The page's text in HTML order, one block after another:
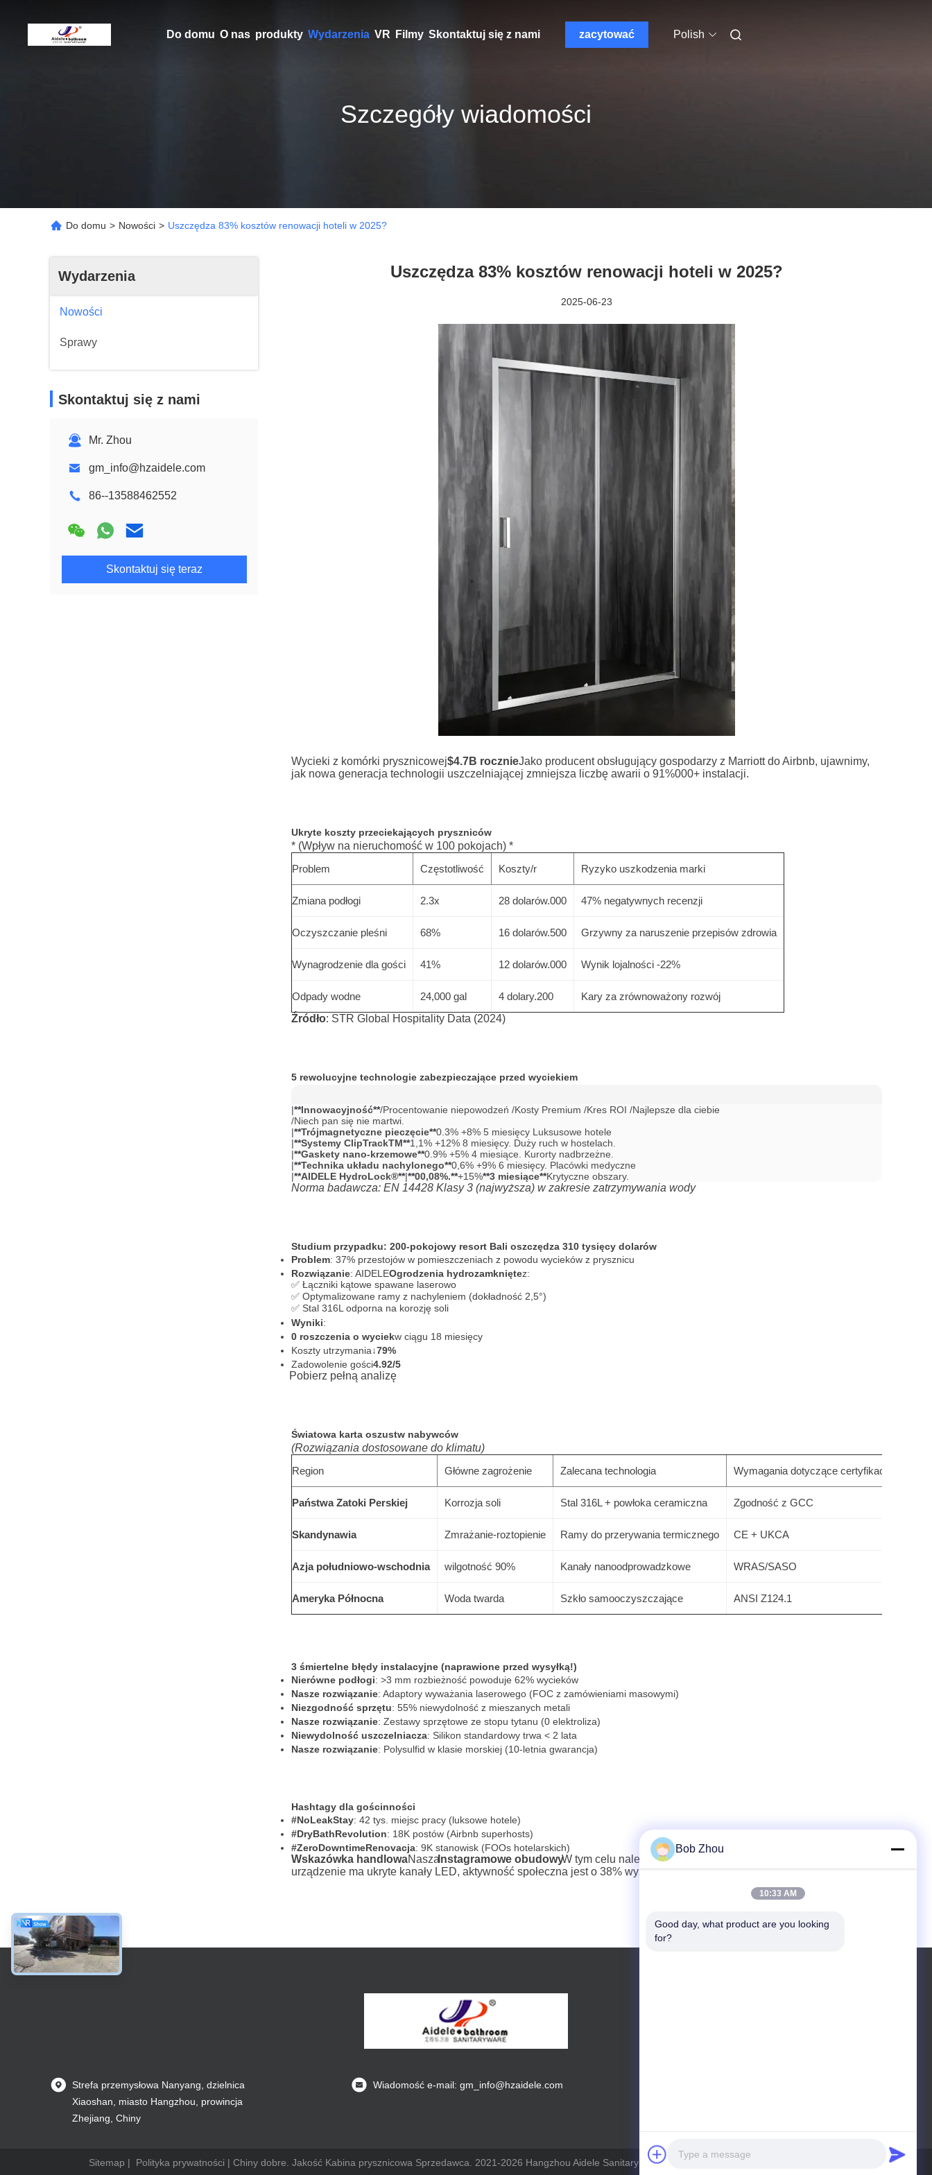
Do domu O nas produkty Wydarzenia VR Filmy Skontaktuj się z nami zacytować Polish
Szczegóły wiadomości
Do domu > Nowości > Uszczędza 83% kosztów renowacji hoteli w 2025?
Wydarzenia
Nowości
Sprawy
Skontaktuj się z nami
Mr. Zhou
gm_info@hzaidele.com
86--13588462552
Skontaktuj się teraz
Uszczędza 83% kosztów renowacji hoteli w 2025?
2025-06-23
Wycieki z komórki prysznicowej$4.7B rocznieJako producent obsługujący gospodarzy z Marriott do Airbnb, ujawnimy,
jak nowa generacja technologii uszczelniającej zmniejsza liczbę awarii o 91%000+ instalacji.
Ukryte koszty przeciekających pryszniców
* (Wpływ na nieruchomość w 100 pokojach) *
Problem
Częstotliwość Koszty/r Ryzyko uszkodzenia marki
Zmiana podłogi 2.3x 28 dolarów.000 47% negatywnych recenzji
Oczyszczanie pleśni 68% 16 dolarów.500 Grzywny za naruszenie przepisów zdrowia
Wynagrodzenie dla gości 41% 12 dolarów.000 Wynik lojalności -22%
Odpady wodne 24,000 gal 4 dolary.200
Kary za zrównoważony rozwój
Źródło: STR Global Hospitality Data (2024)
5 rewolucyjne technologie zabezpieczające przed wyciekiem
|**Innowacyjność**/Procentowanie niepowodzeń /Kosty Premium /Kres ROI /Najlepsze dla ciebie
/Niech pan się nie martwi.
|**Trójmagnetyczne pieczęcie**0.3% +8% 5 miesięcy Luksusowe hotele
|**Systemy ClipTrackTM**1,1% +12% 8 miesięcy. Duży ruch w hostelach.
|**Gaskety nano-krzemowe**0.9% +5% 4 miesiące. Kurorty nadbrzeżne.
|**Technika układu nachylonego**0,6% +9% 6 miesięcy. Placówki medyczne
|**AIDELE HydroLock®**|**00,08%.**+15%**3 miesiące**Krytyczne obszary.
Norma badawcza: EN 14428 Klasy 3 (najwyższa) w zakresie zatrzymywania wody
Studium przypadku: 200-pokojowy resort Bali oszczędza 310 tysięcy dolarów
Problem: 37% przestojów w pomieszczeniach z powodu wycieków z prysznicu
Rozwiązanie: AIDELEOgrodzenia hydrozamkniętez:
✅ Łączniki kątowe spawane laserowo
✅ Optymalizowane ramy z nachyleniem (dokładność 2,5°)
✅ Stal 316L odporna na korozję soli
Wyniki:
0 roszczenia o wyciekw ciągu 18 miesięcy
Koszty utrzymania↓79%
Zadowolenie gości4.92/5
Pobierz pełną analizę
Światowa karta oszustw nabywców
(Rozwiązania dostosowane do klimatu)
Region
Główne zagrożenie Zalecana technologia Wymagania dotyczące certyfikacji
Państwa Zatoki Perskiej Korrozja soli Stal 316L + powłoka ceramiczna Zgodność z GCC
Skandynawia Zmrażanie-roztopienie Ramy do przerywania termicznego CE + UKCA
Azja południowo-wschodnia wilgotność 90% Kanały nanoodprowadzkowe WRAS/SASO
Ameryka Północna Woda twarda Szkło samooczyszczające ANSI Z124.1
3 śmiertelne błędy instalacyjne (naprawione przed wysyłką!)
Nierówne podłogi: >3 mm rozbieżność powoduje 62% wycieków
Nasze rozwiązanie: Adaptory wyważania laserowego (FOC z zamówieniami masowymi)
Niezgodność sprzętu: 55% niewydolność z mieszanych metali
Nasze rozwiązanie: Zestawy sprzętowe ze stopu tytanu (0 elektroliza)
Niewydolność uszczelniacza: Silikon standardowy trwa < 2 lata
Nasze rozwiązanie: Polysulfid w klasie morskiej (10-letnia gwarancja)
Hashtagy dla gościnności
#NoLeakStay: 42 tys. miejsc pracy (luksowe hotele)
#DryBathRevolution: 18K postów (Airbnb superhosts)
#ZeroDowntimeRenovacja: 9K stanowisk (FOOs hotelarskich)
Wskazówka handlowaNaszaInstagramowe obudowyW tym celu należy zwrócić uwagę na to, że w przypadku, gdy
urządzenie ma ukryte kanały LED, aktywność społeczna jest o 38% wyższa.
Strefa przemysłowa Nanyang, dzielnica
Xiaoshan, miasto Hangzhou, prowincja
Zhejiang, Chiny
Wiadomość e-mail: gm_info@hzaidele.com
Sitemap | Polityka prywatności | Chiny dobre. Jakość Kabina prysznicowa Sprzedawca. 2021-2026 Hangzhou Aidele Sanitary Ware Co., Ltd. Wszystkie. Prawa zastrzeżone.
Bob Zhou
10:33 AM
Good day, what product are you looking
for?